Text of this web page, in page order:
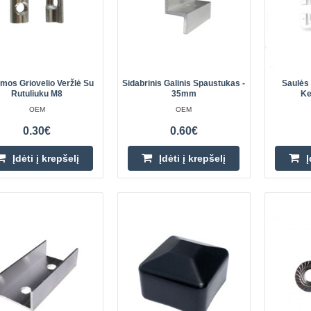
80x30x5mm matmenų
adapteris su M10 skyle yra
OEM
Dvigubas sriegis M10x250 A2
specializuotas dvigubas sriegis
fotovoltinių plokščių konstrukcijas
Griovelio Veržlė Su
Rutuliuku M8
OEM
0.30€
Įdėti į krepšelį
Sidabrinis Galinis Spaustukas -
35mm
OEM
0.60€
Įdėti į krepšelį
Saulės